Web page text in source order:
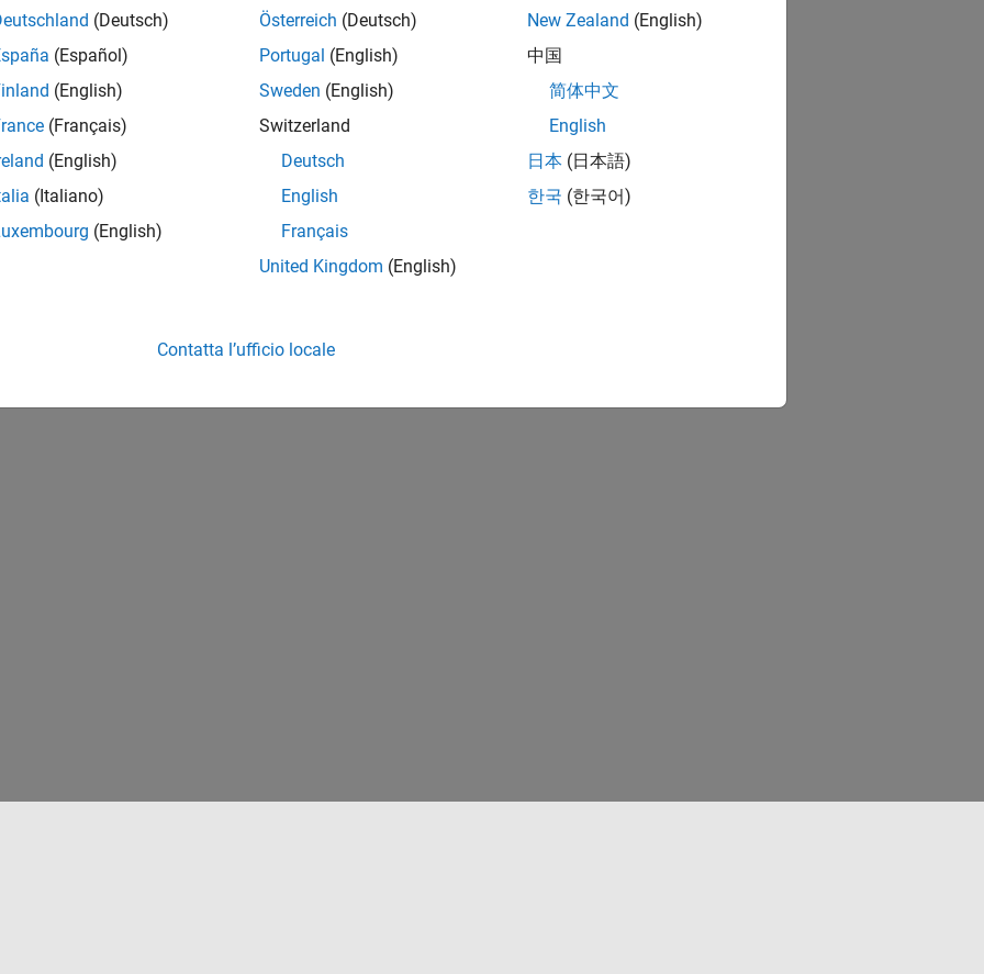
Receiver
How useful was this information?
(Deutsch)
(Español)
(English)
(Français)
(English)
(Italiano)
(English)
Österreich (Deutsch)
Portugal (English)
Sweden (English)
Switzerland
Deutsch
English
Français
United Kingdom (English)
New Zealand (English)
中国
简体中文
English
日本 (日本語)
한국 (한국어)
Contatta l’ufficio locale